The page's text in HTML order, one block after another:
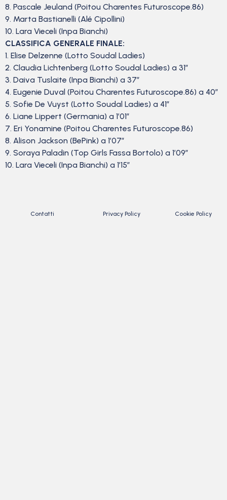
8. Pascale Jeuland (Poitou Charentes Futuroscope.86)
9. Marta Bastianelli (Alé Cipollini)
10. Lara Vieceli (Inpa Bianchi)
CLASSIFICA GENERALE FINALE:
1. Elise Delzenne (Lotto Soudal Ladies)
2. Claudia Lichtenberg (Lotto Soudal Ladies) a 31″
3. Daiva Tuslaite (Inpa Bianchi) a 37″
4. Eugenie Duval (Poitou Charentes Futuroscope.86) a 40″
5. Sofie De Vuyst (Lotto Soudal Ladies) a 41″
6. Liane Lippert (Germania) a 1’01”
7. Eri Yonamine (Poitou Charentes Futuroscope.86)
8. Alison Jackson (BePink) a 1’07”
9. Soraya Paladin (Top Girls Fassa Bortolo) a 1’09”
10. Lara Vieceli (Inpa Bianchi) a 1’15”
Contatti Privacy Policy Cookie Policy